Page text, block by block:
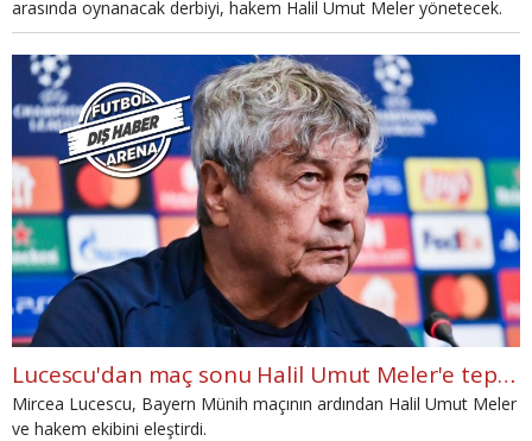
arasında oynanacak derbiyi, hakem Halil Umut Meler yönetecek.
Lucescu'dan maç sonu Halil Umut Meler'e tepki!'
Mircea Lucescu, Bayern Münih maçının ardından Halil Umut Meler
ve hakem ekibini eleştirdi.